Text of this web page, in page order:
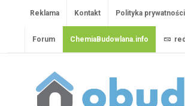
Reklama Kontakt Polityka prywatności
Forum ChemiaBudowlana.info